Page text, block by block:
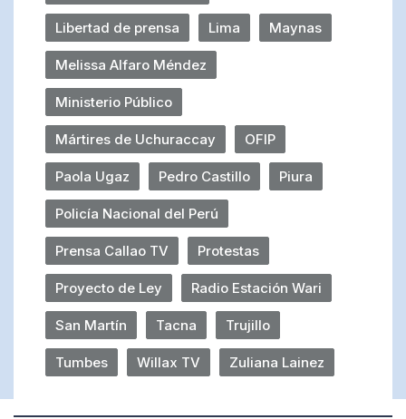
Libertad de prensa Lima Maynas
Melissa Alfaro Méndez
Ministerio Público
Mártires de Uchuraccay OFIP
Paola Ugaz Pedro Castillo Piura
Policía Nacional del Perú
Prensa Callao TV Protestas
Proyecto de Ley Radio Estación Wari
San Martín Tacna Trujillo
Tumbes Willax TV Zuliana Lainez